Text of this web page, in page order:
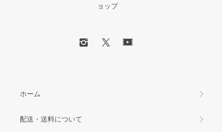
ョップ
ホーム
配送・送料について